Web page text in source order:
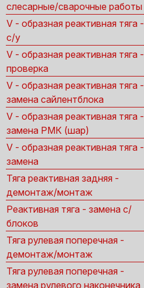
слесарные/сварочные работы
V - образная реактивная тяга -
с/у
V - образная реактивная тяга -
проверка
V - образная реактивная тяга -
замена сайлентблока
V - образная реактивная тяга -
замена РМК (шар)
V - образная реактивная тяга -
замена
Тяга реактивная задняя -
демонтаж/монтаж
Реактивная тяга - замена с/
блоков
Тяга рулевая поперечная -
демонтаж/монтаж
Тяга рулевая поперечная -
замена рулевого наконечника